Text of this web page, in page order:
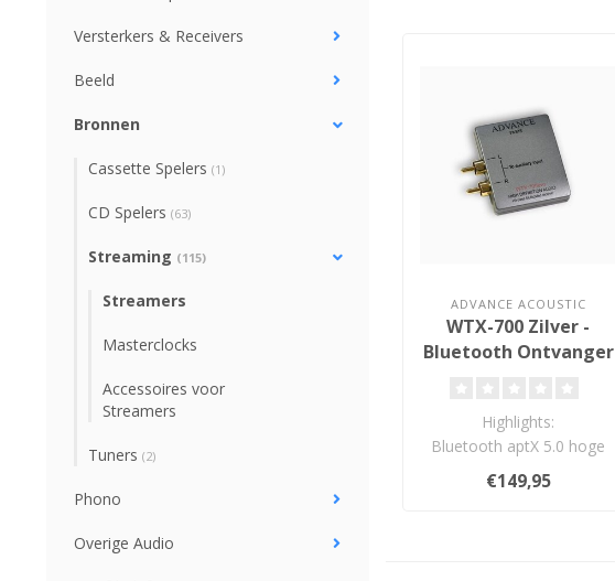
Versterkers & Receivers
Beeld
Bronnen
Cassette Spelers (1)
CD Spelers (63)
Streaming (115)
Streamers
Masterclocks
Accessoires voor
Streamers
Tuners (2)
Phono
Overige Audio
ADVANCE ACOUSTIC
WTX-700 Zilver -
Bluetooth Ontvanger
Highlights:
Bluetooth aptX 5.0 hoge
resolutie ontvanger
(24bit/48kHz)
€149,95